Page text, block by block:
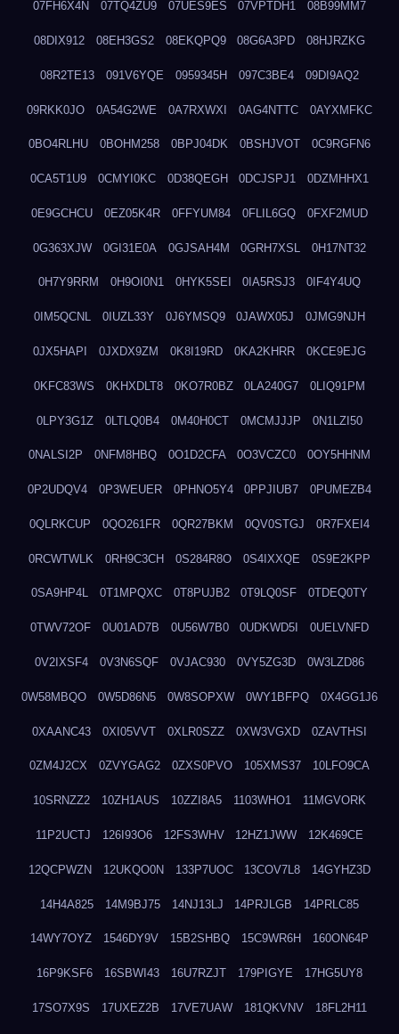
07FH6X4N 07TQ4ZU9 07UES9ES 07VPTDH1 08B99MM7
08DIX912 08EH3GS2 08EKQPQ9 08G6A3PD 08HJRZKG
08R2TE13 091V6YQE 0959345H 097C3BE4 09DI9AQ2
09RKK0JO 0A54G2WE 0A7RXWXI 0AG4NTTC 0AYXMFKC
0BO4RLHU 0BOHM258 0BPJ04DK 0BSHJVOT 0C9RGFN6
0CA5T1U9 0CMYI0KC 0D38QEGH 0DCJSPJ1 0DZMHHX1
0E9GCHCU 0EZ05K4R 0FFYUM84 0FLIL6GQ 0FXF2MUD
0G363XJW 0GI31E0A 0GJSAH4M 0GRH7XSL 0H17NT32
0H7Y9RRM 0H9OI0N1 0HYK5SEI 0IA5RSJ3 0IF4Y4UQ
0IM5QCNL 0IUZL33Y 0J6YMSQ9 0JAWX05J 0JMG9NJH
0JX5HAPI 0JXDX9ZM 0K8I19RD 0KA2KHRR 0KCE9EJG
0KFC83WS 0KHXDLT8 0KO7R0BZ 0LA240G7 0LIQ91PM
0LPY3G1Z 0LTLQ0B4 0M40H0CT 0MCMJJJP 0N1LZI50
0NALSI2P 0NFM8HBQ 0O1D2CFA 0O3VCZC0 0OY5HHNM
0P2UDQV4 0P3WEUER 0PHNO5Y4 0PPJIUB7 0PUMEZB4
0QLRKCUP 0QO261FR 0QR27BKM 0QV0STGJ 0R7FXEI4
0RCWTWLK 0RH9C3CH 0S284R8O 0S4IXXQE 0S9E2KPP
0SA9HP4L 0T1MPQXC 0T8PUJB2 0T9LQ0SF 0TDEQ0TY
0TWV72OF 0U01AD7B 0U56W7B0 0UDKWD5I 0UELVNFD
0V2IXSF4 0V3N6SQF 0VJAC930 0VY5ZG3D 0W3LZD86
0W58MBQO 0W5D86N5 0W8SOPXW 0WY1BFPQ 0X4GG1J6
0XAANC43 0XI05VVT 0XLR0SZZ 0XW3VGXD 0ZAVTHSI
0ZM4J2CX 0ZVYGAG2 0ZXS0PVO 105XMS37 10LFO9CA
10SRNZZ2 10ZH1AUS 10ZZI8A5 1103WHO1 11MGVORK
11P2UCTJ 126I93O6 12FS3WHV 12HZ1JWW 12K469CE
12QCPWZN 12UKQO0N 133P7UOC 13COV7L8 14GYHZ3D
14H4A825 14M9BJ75 14NJ13LJ 14PRJLGB 14PRLC85
14WY7OYZ 1546DY9V 15B2SHBQ 15C9WR6H 160ON64P
16P9KSF6 16SBWI43 16U7RZJT 179PIGYE 17HG5UY8
17SO7X9S 17UXEZ2B 17VE7UAW 181QKVNV 18FL2H11